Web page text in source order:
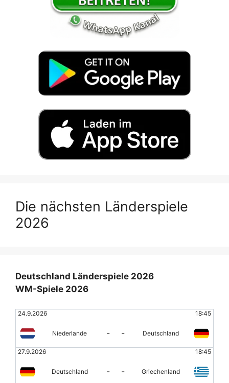
Die nächsten Länderspiele
2026
Deutschland Länderspiele 2026
WM-Spiele 2026
24.9.2026 18:45
Niederlande - - Deutschland
27.9.2026 18:45
Deutschland - - Griechenland